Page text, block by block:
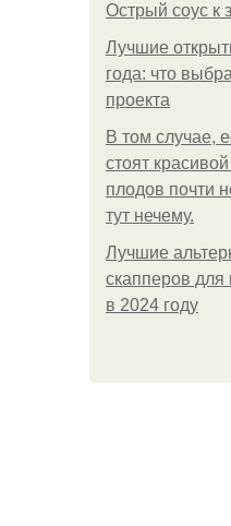
Острый соус к
Лучшие
года: что
проекта
В том случае,
стоят
плодов почти
тут нечему.
Лучшие
скапперов
в 2024 году